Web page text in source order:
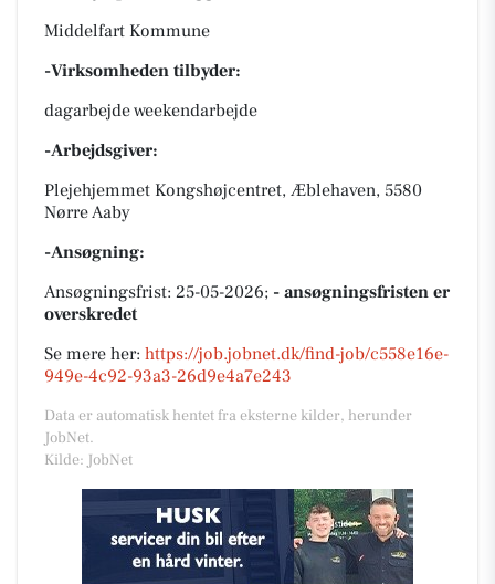
Middelfart Kommune
-Virksomheden tilbyder:
dagarbejde weekendarbejde
-Arbejdsgiver:
Plejehjemmet Kongshøjcentret, Æblehaven, 5580
Nørre Aaby
-Ansøgning:
Ansøgningsfrist: 25-05-2026; - ansøgningsfristen er
overskredet
Se mere her: https://job.jobnet.dk/find-job/c558e16e-
949e-4c92-93a3-26d9e4a7e243
Data er automatisk hentet fra eksterne kilder, herunder
JobNet.
Kilde: JobNet